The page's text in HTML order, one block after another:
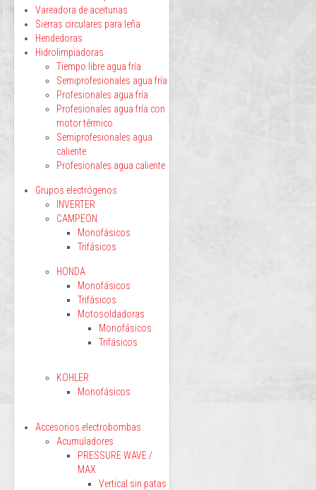
Vareadora de aceitunas
Sierras circulares para leña
Hendedoras
Hidrolimpiadoras
Tiempo libre agua fría
Semiprofesionales agua fría
Profesionales agua fría
Profesionales agua fría con
motor térmico
Semiprofesionales agua
caliente
Profesionales agua caliente
Grupos electrógenos
INVERTER
CAMPEON
Monofásicos
Trifásicos
HONDA
Monofásicos
Trifásicos
Motosoldadoras
Monofásicos
Trifásicos
KOHLER
Monofásicos
Accesorios electrobombas
Acumuladores
PRESSURE WAVE /
MAX
Vertical sin patas